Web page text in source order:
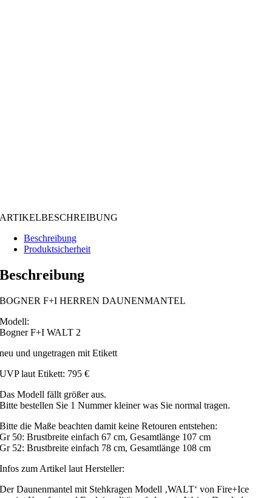
ARTIKELBESCHREIBUNG
Beschreibung
Produktsicherheit
Beschreibung
BOGNER F+I HERREN DAUNENMANTEL
Modell:
Bogner F+I WALT 2
neu und ungetragen mit Etikett
UVP laut Etikett: 795 €
Das Modell fällt größer aus.
Bitte bestellen Sie 1 Nummer kleiner was Sie normal tragen.
Bitte die Maße beachten damit keine Retouren entstehen:
Gr 50: Brustbreite einfach 67 cm, Gesamtlänge 107 cm
Gr 52: Brustbreite einfach 78 cm, Gesamtlänge 108 cm
Infos zum Artikel laut Hersteller:
Der Daunenmantel mit Stehkragen Modell ‚WALT‘ von Fire+Ice